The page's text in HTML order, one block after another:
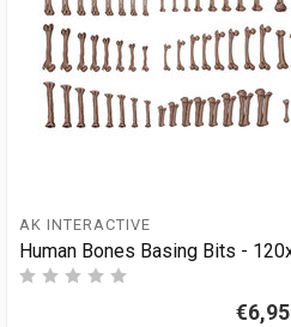
AK INTERACTIVE
Human Bones Basing Bits -
€6,95